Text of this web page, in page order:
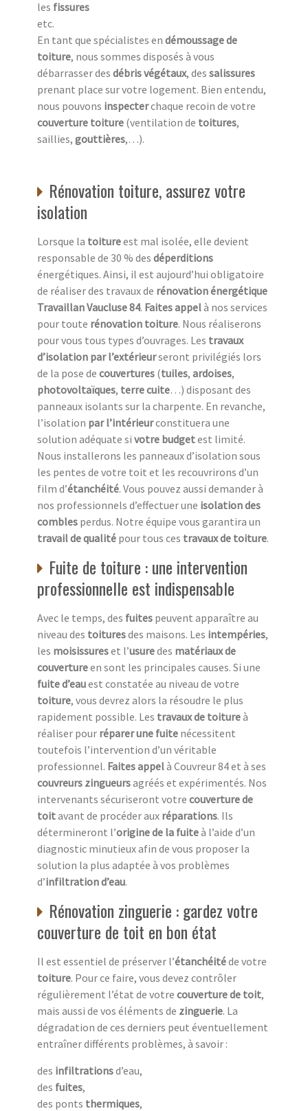
les fissures
etc.
En tant que spécialistes en démoussage de
toiture, nous sommes disposés à vous
débarrasser des débris végétaux, des salissures
prenant place sur votre logement. Bien entendu,
nous pouvons inspecterchaque recoin de votre
couverture toiture (ventilation de toitures,
saillies, gouttières,…).
Rénovation toiture, assurez votre
isolation
Lorsque la toitureest mal isolée, elle devient
responsable de 30 % des déperditions
énergétiques. Ainsi, il est aujourd’hui obligatoire
de réaliser des travaux de rénovation énergétique
Travaillan Vaucluse 84. Faites appelà nos services
pour toute rénovation toiture. Nous réaliserons
pour vous tous types d’ouvrages. Les travaux
d’isolation par l’extérieurseront privilégiés lors
de la pose de couvertures (tuiles, ardoises,
photovoltaïques, terre cuite…) disposant des
panneaux isolants sur la charpente. En revanche,
l’isolation par l’intérieurconstituera une
solution adéquate si votre budgetest limité.
Nous installerons les panneaux d’isolation sous
les pentes de votre toit et les recouvrirons d’un
film d’étanchéité. Vous pouvez aussi demander à
nos professionnels d’effectuer une isolation des
combles perdus. Notre équipe vous garantira un
travail de qualité pour tous ces travaux de toiture.
Fuite de toiture : une intervention
professionnelle est indispensable
Avec le temps, des fuites peuvent apparaître au
niveau des toituresdes maisons. Les intempéries,
les moisissureset l’usuredes matériaux de
couvertureen sont les principales causes. Si une
fuite d’eauest constatée au niveau de votre
toiture, vous devrez alors la résoudre le plus
rapidement possible. Les travaux de toitureà
réaliser pour réparer une fuite nécessitent
toutefois l’intervention d’un véritable
professionnel. Faites appelà Couvreur 84 et à ses
couvreurs zingueursagréés et expérimentés. Nos
intervenants sécuriseront votre couverture de
toitavant de procéder aux réparations. Ils
détermineront l’origine de la fuiteà l’aide d’un
diagnostic minutieux afin de vous proposer la
solution la plus adaptée à vos problèmes
d’infiltration d’eau.
Rénovation zinguerie : gardez votre
couverture de toit en bon état
Il est essentiel de préserver l’étanchéitéde votre
toiture. Pour ce faire, vous devez contrôler
régulièrement l’état de votre couverture de toit,
mais aussi de vos éléments de zinguerie. La
dégradation de ces derniers peut éventuellement
entraîner différents problèmes, à savoir :
des infiltrationsd’eau,
des fuites,
des ponts thermiques,